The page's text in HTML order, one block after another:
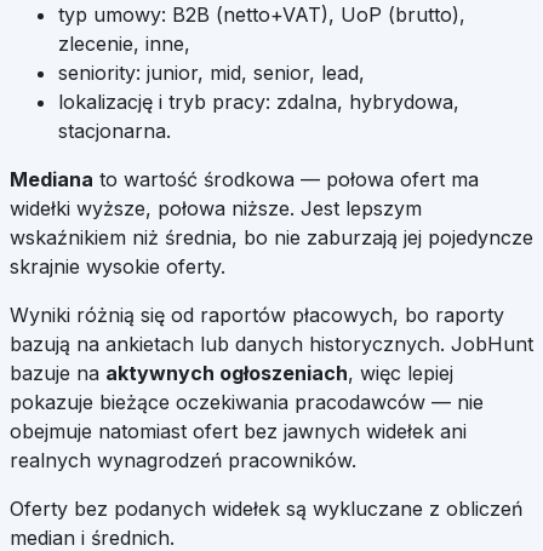
typ umowy: B2B (netto+VAT), UoP (brutto),
zlecenie, inne,
seniority: junior, mid, senior, lead,
lokalizację i tryb pracy: zdalna, hybrydowa,
stacjonarna.
Mediana to wartość środkowa — połowa ofert ma
widełki wyższe, połowa niższe. Jest lepszym
wskaźnikiem niż średnia, bo nie zaburzają jej pojedyncze
skrajnie wysokie oferty.
Wyniki różnią się od raportów płacowych, bo raporty
bazują na ankietach lub danych historycznych. JobHunt
bazuje na aktywnych ogłoszeniach, więc lepiej
pokazuje bieżące oczekiwania pracodawców — nie
obejmuje natomiast ofert bez jawnych widełek ani
realnych wynagrodzeń pracowników.
Oferty bez podanych widełek są wykluczane z obliczeń
median i średnich.